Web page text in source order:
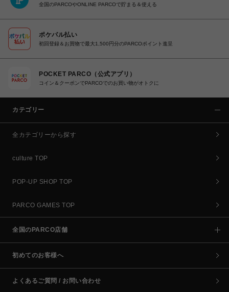
全国のPARCOやONLINE PARCOで貯まる＆使える
ポケパル払い
初回登録＆お買物で最大1,500円分のPARCOポイント進呈
POCKET PARCO（公式アプリ）
コイン＆クーポンでPARCOでのお買い物がオトクに
カテゴリー
全カテゴリーから探す
culture TOP
POP-UP SHOP TOP
PARCO GAMES TOP
全国のPARCO店舗
初めてのお客様へ
よくあるご質問 / お問い合わせ